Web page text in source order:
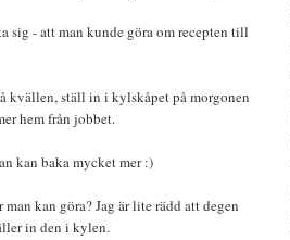
sig - att man kunde göra om recepten till
kvällen, ställ in i kylskåpet på morgonen
hem från jobbet.
kan baka mycket mer :)
kan göra? Jag är lite rädd att degen
in den i kylen.